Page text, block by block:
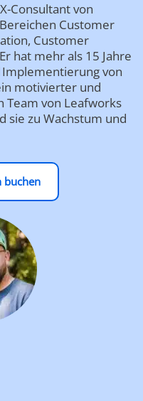
Consultant von
Customer
Customer
hat mehr als 15 Jahre
von
motivierter und
Team von Leafworks
sie zu Wachstum und
buchen